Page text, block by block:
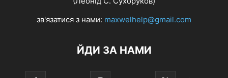
зв'язатися з нами: maxwelhelp@gmail.com
ЙДИ ЗА НАМИ